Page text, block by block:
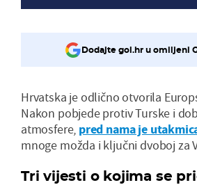
Dodajte gol.hr u omiljeni
Hrvatska je odlično otvorila
Nakon pobjede protiv Turske i
atmosfere, pred nama je
mnoge možda i ključni dvoboj za
Tri vijesti o kojima se